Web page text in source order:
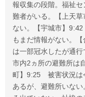
報収集の段階。福祉
難者がいる。【上天
ない。【宇城市】
もまだ情報がない。
は一部冠水したが通行
市内2ヵ所の避難所は
町】9:25 被害状況は
あるが、避難所いな